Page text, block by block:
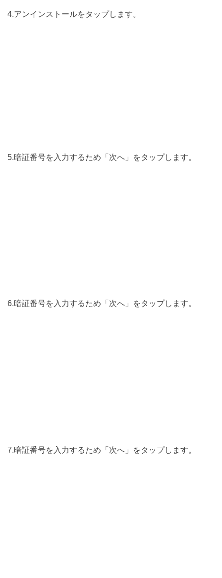
4.アンインストールをタップします。
5.暗証番号を入力するため「次へ」をタップします。
6.暗証番号を入力するため「次へ」をタップします。
7.暗証番号を入力するため「次へ」をタップします。